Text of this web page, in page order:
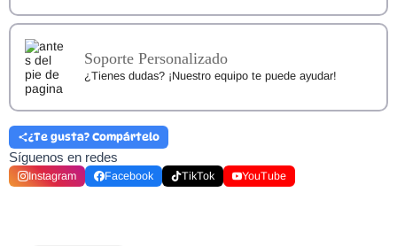
Soporte Personalizado
¿Tienes dudas? ¡Nuestro equipo te puede ayudar!
¿Te gusta? Compártelo
Síguenos en redes
Instagram Facebook TikTok YouTube